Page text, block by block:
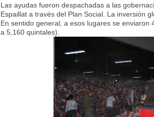
Las ayudas fueron despachadas a las
Espaillat a través del Plan Social. La inversión
En sentido general, a esos lugares se
a 5,160 quintales).